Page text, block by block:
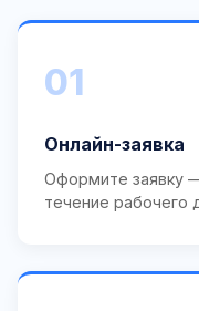
01
Онлайн-заявка
Оформите заявку
течение рабочего